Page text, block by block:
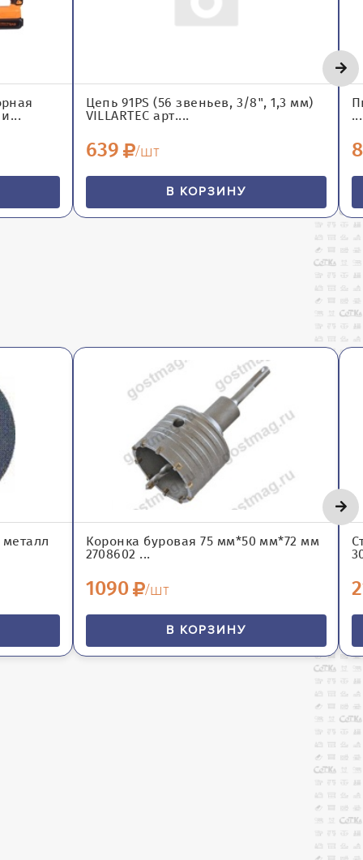
Цепь 91PS (56 звеньев, 3/8", 1,3 мм)
VILLARTEC арт....
639 /шт
В КОРЗИНУ
...
металл
Коронка буровая 75 мм*50 мм*72 мм
2708602 ...
1090 /шт
В КОРЗИНУ